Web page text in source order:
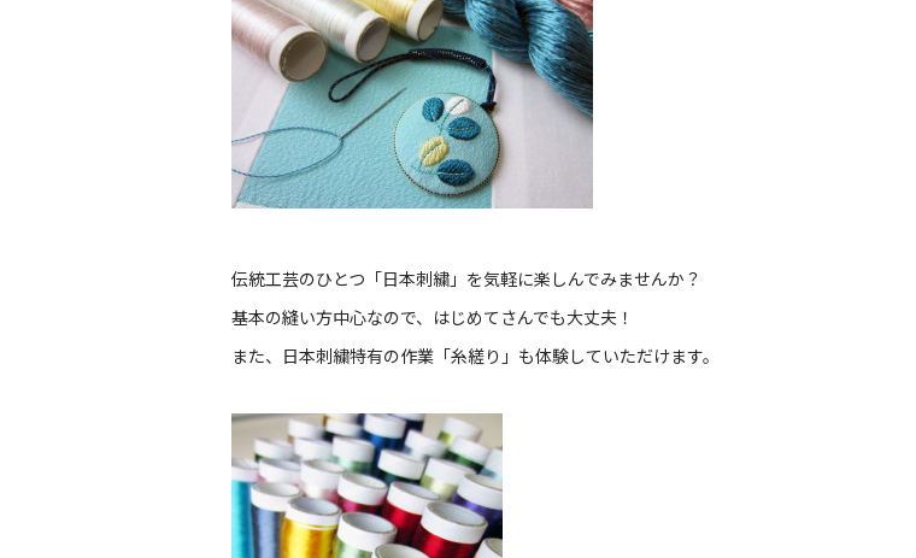
伝統工芸のひとつ「日本刺繍」を気軽に楽しんでみませんか？
基本の縫い方中心なので、はじめてさんでも大丈夫！
また、日本刺繍特有の作業「糸縒り」も体験していただけます。